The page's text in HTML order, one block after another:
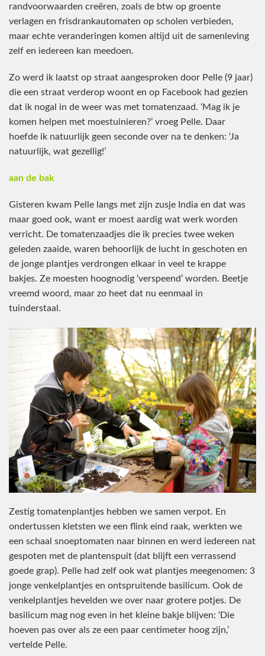
randvoorwaarden creëren, zoals de btw op groente
verlagen en frisdrankautomaten op scholen verbieden,
maar echte veranderingen komen altijd uit de samenleving
zelf en iedereen kan meedoen.
Zo werd ik laatst op straat aangesproken door Pelle (9 jaar)
die een straat verderop woont en op Facebook had gezien
dat ik nogal in de weer was met tomatenzaad. ‘Mag ik je
komen helpen met moestuinieren?’ vroeg Pelle. Daar
hoefde ik natuurlijk geen seconde over na te denken: ‘Ja
natuurlijk, wat gezellig!’
aan de bak
Gisteren kwam Pelle langs met zijn zusje India en dat was
maar goed ook, want er moest aardig wat werk worden
verricht. De tomatenzaadjes die ik precies twee weken
geleden zaaide, waren behoorlijk de lucht in geschoten en
de jonge plantjes verdrongen elkaar in veel te krappe
bakjes. Ze moesten hoognodig ‘verspeend’ worden. Beetje
vreemd woord, maar zo heet dat nu eenmaal in
tuinderstaal.
Zestig tomatenplantjes hebben we samen verpot. En
ondertussen kletsten we een flink eind raak, werkten we
een schaal snoeptomaten naar binnen en werd iedereen nat
gespoten met de plantenspuit (dat blijft een verrassend
goede grap). Pelle had zelf ook wat plantjes meegenomen: 3
jonge venkelplantjes en ontspruitende basilicum. Ook de
venkelplantjes hevelden we over naar grotere potjes. De
basilicum mag nog even in het kleine bakje blijven: ‘Die
hoeven pas over als ze een paar centimeter hoog zijn,’
vertelde Pelle.